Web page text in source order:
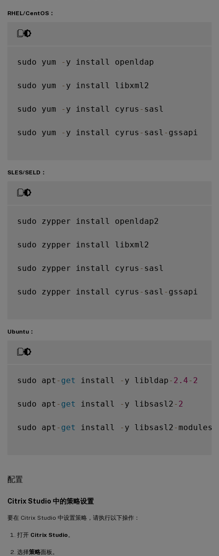
RHEL/CentOS：
sudo yum - y install openldap
sudo yum - y install libxml2
sudo yum - y install cyrus - sasl
sudo yum - y install cyrus - sasl - gssapi
SLES/SELD：
sudo zypper install openldap2
sudo zypper install libxml2
sudo zypper install cyrus - sasl
sudo zypper install cyrus - sasl - gssapi
Ubuntu：
sudo apt - get install - y libldap - 2.4 - 2
sudo apt - get install - y libsasl2 - 2
sudo apt - get install - y libsasl2 - modules
配置
Citrix Studio 中的策略设置
要在 Citrix Studio 中设置策略，请执行以下操作：
打开 Citrix Studio 。
选择策略面板。